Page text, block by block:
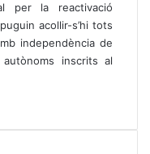
per la reactivació
acollir-s’hi tots
independència de
inscrits al